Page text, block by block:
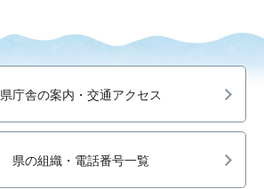
県庁舎の案内・交通アクセス
県の組織・電話番号一覧